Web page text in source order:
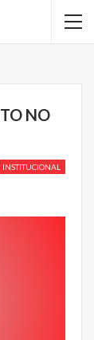
NO
INSTITUCIONAL